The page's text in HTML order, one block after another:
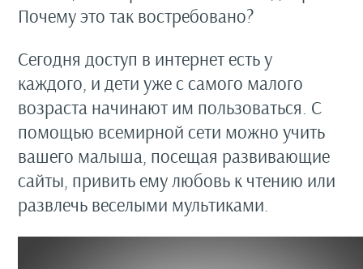
Почему это так востребовано?
Сегодня доступ в интернет есть у
каждого, и дети уже с самого малого
возраста начинают им пользоваться. С
помощью всемирной сети можно учить
вашего малыша, посещая развивающие
сайты, привить ему любовь к чтению или
развлечь веселыми мультиками.